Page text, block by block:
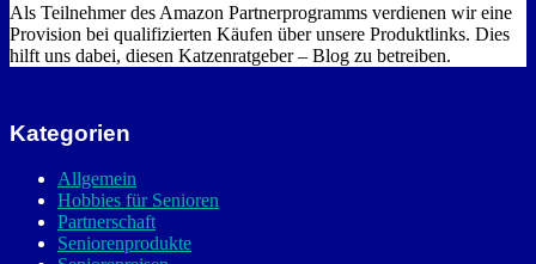
Als Teilnehmer des Amazon Partnerprogramms verdienen wir eine
Provision bei qualifizierten Käufen über unsere Produktlinks. Dies
hilft uns dabei, diesen Katzenratgeber – Blog zu betreiben.
Kategorien
Allgemein
Hobbies für Senioren
Partnerschaft
Seniorenprodukte